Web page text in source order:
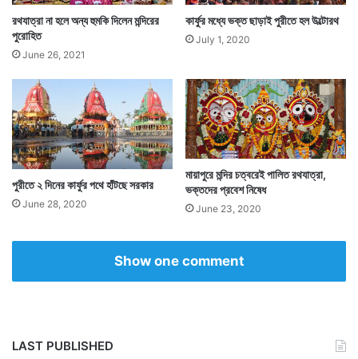
রথযাত্রা না হলে অন্য হুমকি দিলেন মন্দিরের
পুরোহিত
June 26, 2021
কার্ফুর মধ্যে ভক্ত ছাড়াই পুরীতে হল উল্টোরথ
July 1, 2020
পুরীতে ২ দিনের কার্ফুর পথে হাঁটছে সরকার
June 28, 2020
মায়াপুরে মন্দির চত্বরেই পালিত রথযাত্রা,
ভক্তদের প্রবেশ নিষেধ
June 23, 2020
Show one comment
LAST PUBLISHED